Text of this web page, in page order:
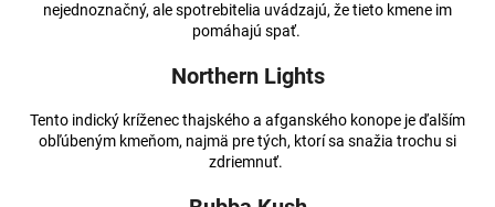
nejednoznačný, ale spotrebitelia uvádzajú, že tieto kmene im
pomáhajú spať.
Northern Lights
Tento indický kríženec thajského a afganského konope je ďalším
obľúbeným kmeňom, najmä pre tých, ktorí sa snažia trochu si
zdriemnuť.